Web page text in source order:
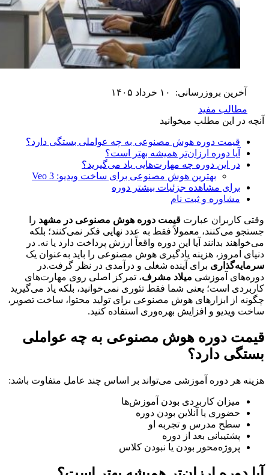
آخرین بروزرسانی:
۱۰ خرداد ۱۴۰۵
مطالب مفید
آنچه در این مطلب میخوانید
قیمت دوره هوش مصنوعی به چه عواملی بستگی دارد؟
آیا دوره ارزان‌تر همیشه بهتر است؟
در این دوره چه مهارت‌هایی یاد می‌گیرید؟
بهترین هوش مصنوعی برای ساخت ویدیو: Veo 3
برای مشاهده جزئیات بیشتر دوره
مشاوره و ثبت نام
وقتی کاربران عبارت قیمت دوره هوش مصنوعی در مشهد را
جستجو می‌کنند، معمولاً فقط به عدد نهایی فکر نمی‌کنند؛ بلکه
می‌خواهند بدانند آیا این دوره واقعاً ارزش پرداخت دارد یا نه. در
دنیای امروز، هزینه یادگیری هوش مصنوعی را باید به‌عنوان یک
سرمایه‌گذاری برای آینده شغلی و درآمدی در نظر گرفت.در
دوره‌های آموزشی میلاد مشرف، تمرکز اصلی روی مهارت‌های
کاربردی است؛ یعنی شما فقط تئوری نمی‌خوانید، بلکه یاد می‌گیرید
چگونه از ابزارهای هوش مصنوعی برای تولید محتوا، ساخت تصویر،
ساخت ویدیو و افزایش بهره‌وری استفاده کنید.
قیمت دوره هوش مصنوعی به چه عواملی
بستگی دارد؟
هزینه هر دوره آموزشی می‌تواند بر اساس چند عامل متفاوت باشد:
میزان کاربردی بودن آموزش‌ها
حضوری یا آنلاین بودن دوره
سطح مدرس و تجربه او
پشتیبانی بعد از دوره
پروژه‌محور بودن یا نبودن کلاس